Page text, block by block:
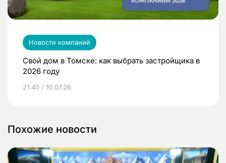
Новости компаний
Свой дом в Томске: как выбрать застройщика в
2026 году
21:40 / 10.07.26
Похожие новости